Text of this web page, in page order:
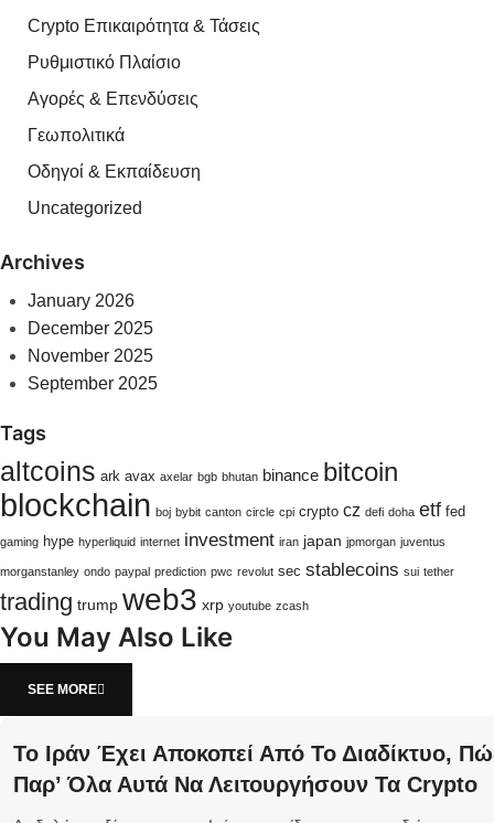
Crypto Επικαιρότητα & Τάσεις
Ρυθμιστικό Πλαίσιο
Αγορές & Επενδύσεις
Γεωπολιτικά
Οδηγοί & Εκπαίδευση
Uncategorized
Archives
January 2026
December 2025
November 2025
September 2025
Tags
altcoins ark avax axelar bgb bhutan binance bitcoin
blockchain boj bybit canton circle cpi crypto cz defi doha etf fed
gaming hype hyperliquid internet investment iran japan jpmorgan juventus
morganstanley ondo paypal prediction pwc revolut sec stablecoins sui tether
trading trump web3 xrp youtube zcash
You May Also Like
SEE MORE
Το Ιράν Έχει Αποκοπεί Από Το Διαδίκτυο,
Παρ’ Όλα Αυτά Να Λειτουργήσουν Τα Crypto